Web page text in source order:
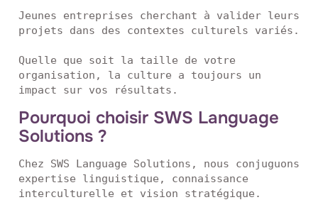
Jeunes entreprises cherchant à valider leurs
projets dans des contextes culturels variés.
Quelle que soit la taille de votre
organisation, la culture a toujours un
impact sur vos résultats.
Pourquoi choisir SWS Language
Solutions ?
Chez SWS Language Solutions, nous conjuguons
expertise linguistique, connaissance
interculturelle et vision stratégique.